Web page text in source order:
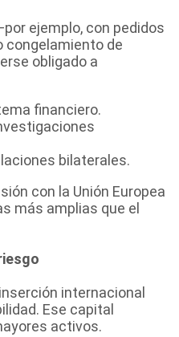
ejemplo, con pedidos
congelamiento de
obligado a
financiero.
bilaterales.
con la Unión Europea
más amplias que el
internacional
Ese capital
activos.